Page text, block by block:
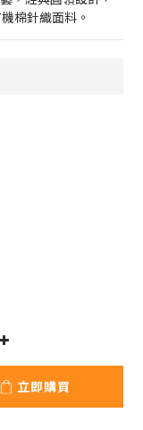
棉針織面料。
立即購買